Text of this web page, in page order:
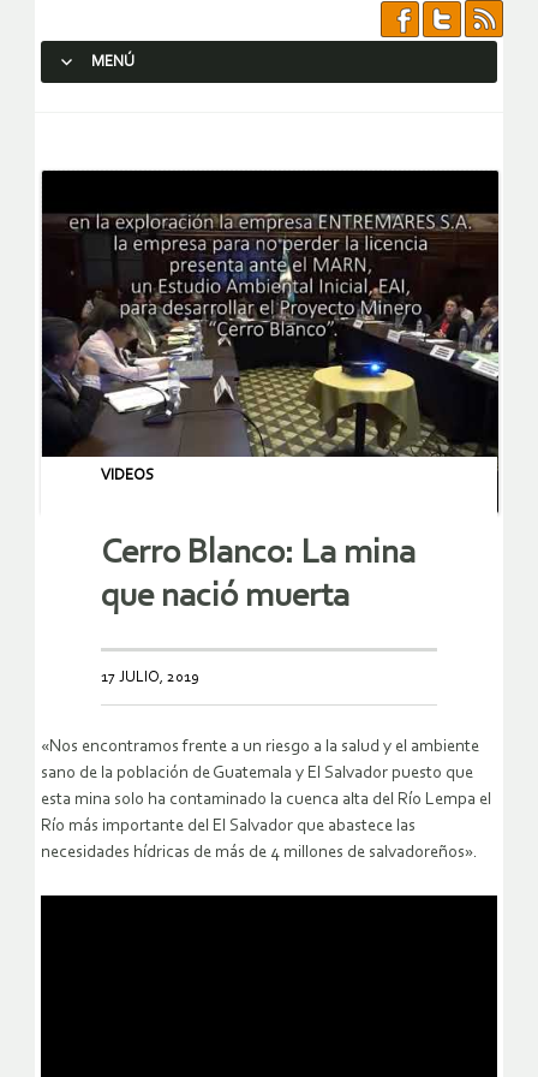
MENÚ
VIDEOS
Cerro Blanco: La mina
que nació muerta
17 JULIO, 2019
«Nos encontramos frente a un riesgo a la salud y el ambiente
sano de la población de Guatemala y El Salvador puesto que
esta mina solo ha contaminado la cuenca alta del Río Lempa el
Río más importante del El Salvador que abastece las
necesidades hídricas de más de 4 millones de salvadoreños».